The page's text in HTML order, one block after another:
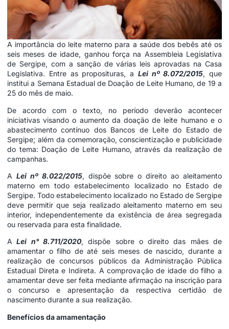
A importância do leite materno para a saúde dos bebês até os
seis meses de idade, ganhou força na Assembleia Legislativa
de Sergipe, com a sanção de várias leis aprovadas na Casa
Legislativa. Entre as proposituras, a Lei nº 8.072/2015, que
institui a Semana Estadual de Doação de Leite Humano, de 19 a
25 do mês de maio.
De acordo com o texto, no período deverão acontecer
iniciativas visando o aumento da doação de leite humano e o
abastecimento contínuo dos Bancos de Leite do Estado de
Sergipe; além da comemoração, conscientização e publicidade
do tema: Doação de Leite Humano, através da realização de
campanhas.
A Lei nº 8.022/2015, dispõe sobre o direito ao aleitamento
materno em todo estabelecimento localizado no Estado de
Sergipe. Todo estabelecimento localizado no Estado de Sergipe
deve permitir que seja realizado aleitamento materno em seu
interior, independentemente da existência de área segregada
ou reservada para esta finalidade.
A Lei n° 8.711/2020, dispõe sobre o direito das mães de
amamentar o filho de até seis meses de nascido, durante a
realização de concursos públicos da Administração Pública
Estadual Direta e Indireta. A comprovação de idade do filho a
amamentar deve ser feita mediante afirmação na inscrição para
o concurso e apresentação da respectiva certidão de
nascimento durante a sua realização.
Benefícios da amamentação